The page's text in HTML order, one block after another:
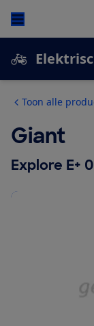
Toon alle
Giant
Explore E+